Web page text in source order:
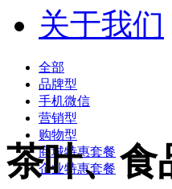
关于我们
全部
品牌型
手机微信
营销型
购物型
商城特惠套餐
企业特惠套餐
茶叶、食